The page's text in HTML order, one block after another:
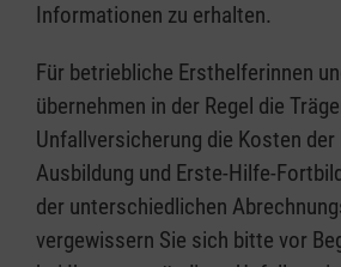
Informationen zu erhalten.
Für betriebliche Ersthelferinnen
übernehmen in der Regel die
Unfallversicherung die Kosten
Ausbildung und Erste-Hilfe-
der unterschiedlichen
vergewissern Sie sich bitte vor